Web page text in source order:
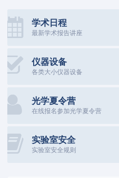
学术日程
最新学术报告讲座
仪器设备
各类大小仪器设备
光学夏令营
在线报名参加光学夏令营
实验室安全
实验室安全规则